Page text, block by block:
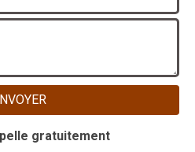
gratuitement